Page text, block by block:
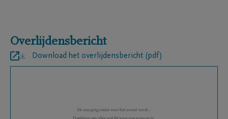
Overlijdensbericht
Download het overlijdensbericht (pdf)